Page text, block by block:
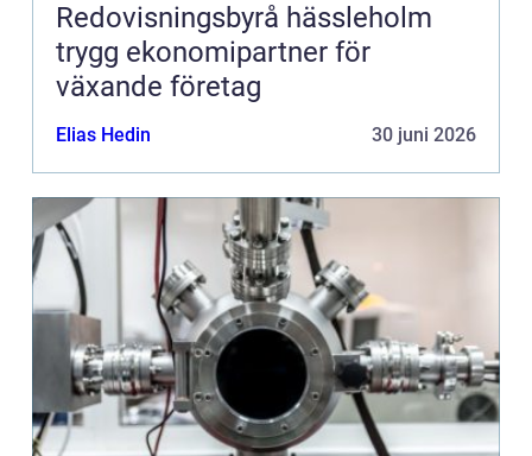
Redovisningsbyrå hässleholm
trygg ekonomipartner för
växande företag
Elias Hedin 30 juni 2026